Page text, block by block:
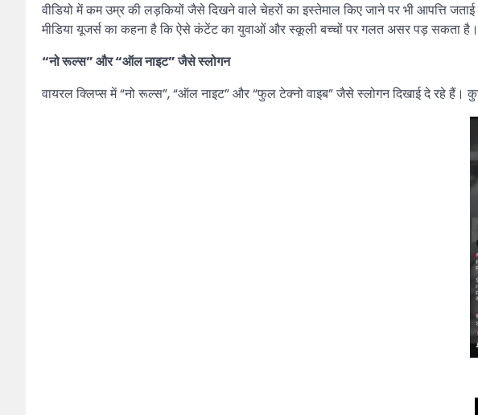
वीडियो में कम उम्र की लड़कियों जैसे दिखने वाले चेहरों का इस्तेमाल किए जाने पर भी आपत्ति
मीडिया यूजर्स का कहना है कि ऐसे कंटेंट का युवाओं और स्कूली बच्चों पर गलत असर पड़ सकता है।
“नो रूल्स” और “ऑल नाइट” जैसे स्लोगन
वायरल क्लिप्स में “नो रूल्स”, “ऑल नाइट” और “फुल टेक्नो वाइब” जैसे स्लोगन दिखाई दे रहे हैं।